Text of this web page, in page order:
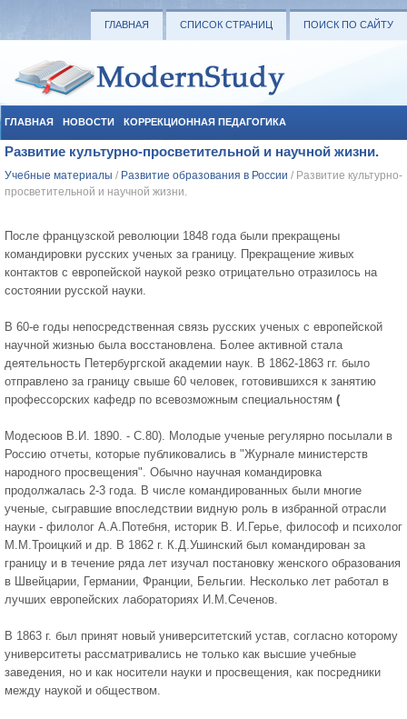
ГЛАВНАЯ СПИСОК СТРАНИЦ ПОИСК ПО САЙТУ
ГЛАВНАЯ НОВОСТИ КОРРЕКЦИОННАЯ ПЕДАГОГИКА
СОЦИАЛЬНАЯ ПЕДАГОГИКА УЧЕБНЫЕ МАТЕРИАЛЫ
Развитие культурно-просветительной и научной жизни.
Учебные материалы / Развитие образования в России / Развитие культурно-
просветительной и научной жизни.
После французской революции 1848 года были прекращены
командировки русских ученых за границу. Прекращение живых
контактов с европейской наукой резко отрицательно отразилось на
состоянии русской науки.
В 60-е годы непосредственная связь русских ученых с европейской
научной жизнью была восстановлена. Более активной стала
деятельность Петербургской академии наук. В 1862-1863 гг. было
отправлено за границу свыше 60 человек, готовившихся к занятию
профессорских кафедр по всевозможным специальностям (
Модесюов В.И. 1890. - С.80). Молодые ученые регулярно посылали в
Россию отчеты, которые публиковались в "Журнале министерств
народного просвещения". Обычно научная командировка
продолжалась 2-3 года. В числе командированных были многие
ученые, сыгравшие впоследствии видную роль в избранной отрасли
науки - филолог А.А.Потебня, историк В. И.Герье, философ и психолог
М.М.Троицкий и др. В 1862 г. К.Д.Ушинский был командирован за
границу и в течение ряда лет изучал постановку женского образования
в Швейцарии, Германии, Франции, Бельгии. Несколько лет работал в
лучших европейских лабораториях И.М.Сеченов.
В 1863 г. был принят новый университетский устав, согласно которому
университеты рассматривались не только как высшие учебные
заведения, но и как носители науки и просвещения, как посредники
между наукой и обществом.